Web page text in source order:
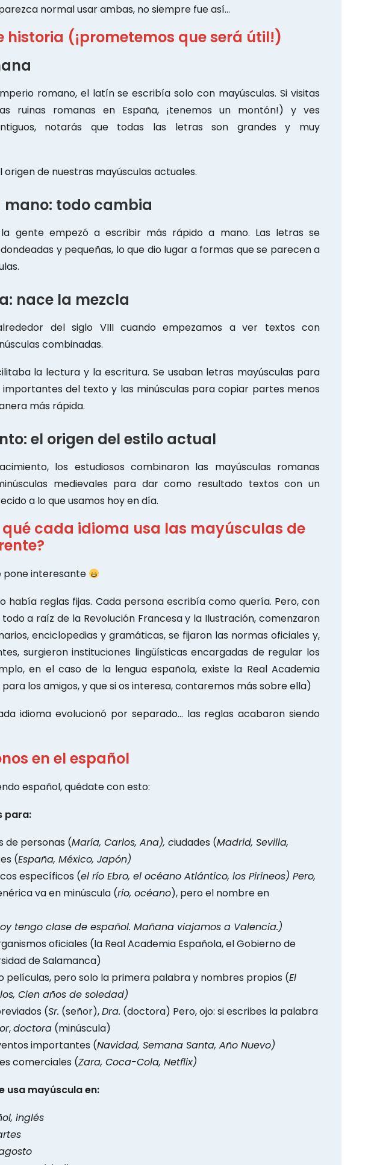
normal usar ambas, no siempre fue así…
historia (¡prometemos que será útil!)
romano, el latín se escribía solo con mayúsculas. Si visitas
ruinas romanas en España, ¡tenemos un montón!) y ves
notarás que todas las letras son grandes y muy
origen de nuestras mayúsculas actuales.
mano: todo cambia
gente empezó a escribir más rápido a mano. Las letras se
y pequeñas, lo que dio lugar a formas que se parecen a
nace la mezcla
del siglo VIII cuando empezamos a ver textos con
combinadas.
la lectura y la escritura. Se usaban letras mayúsculas para
del texto y las minúsculas para copiar partes menos
más rápida.
el origen del estilo actual
los estudiosos combinaron las mayúsculas romanas
medievales para dar como resultado textos con un
a lo que usamos hoy en día.
qué cada idioma usa las mayúsculas de
pone interesante
había reglas fijas. Cada persona escribía como quería. Pero, con
a raíz de la Revolución Francesa y la Ilustración, comenzaron
enciclopedias y gramáticas, se fijaron las normas oficiales y,
surgieron instituciones lingüísticas encargadas de regular los
en el caso de la lengua española, existe la Real Academia
para los amigos, y que si os interesa, contaremos más sobre ella)
idioma evolucionó por separado… las reglas acabaron siendo
en el español
español, quédate con esto:
para:
de personas (María, Carlos, Ana), ciudades (Madrid, Sevilla,
(España, México, Japón)
específicos (el río Ebro, el océano Atlántico, los Pirineos) Pero,
va en minúscula (río, océano), pero el nombre en
tengo clase de español. Mañana viajamos a Valencia.)
oficiales (la Real Academia Española, el Gobierno de
de Salamanca)
películas, pero solo la primera palabra y nombres propios (El
Cien años de soledad)
(Sr. (señor),Dra. (doctora) Pero, ojo: si escribes la palabra
,doctora (minúscula)
importantes (Navidad, Semana Santa, Año Nuevo)
comerciales (Zara, Coca-Cola, Netflix)
usa mayúscula en:
inglés